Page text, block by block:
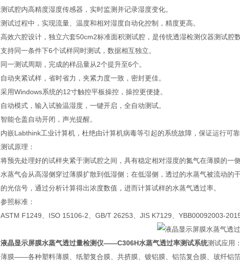
测试腔内高精度湿度传感器，实时监测并记录湿度变化。
测试过程中，实现流量、温度和相对湿度自动化控制，精度更高。
高效六腔设计，独立六套50cm2标准面积测试腔，是传统透湿检测仪器测试腔数
支持同一条件下6个试样同时测试，数据相互独立。
同一测试周期，完成的样品量从2个提升至6个。
自动夹紧试样，省时省力，夹紧力度一致，密封更佳。
采用Windows系统的12寸触控平板操控，操控更便捷。
自动模式，输入试验温湿度，一键开启，全自动测试。
智能仓盖自动开闭，声光提醒。
内嵌Labthink工业计算机，杜绝由计算机病毒等引起的系统故障，保证运行可靠
测试原理：
将预先处理好的试样夹紧于测试腔之间，具有稳定相对湿度的氮气在薄膜的一
水蒸气会从高湿侧穿过薄膜扩散到低湿侧；在低湿侧，透过的水蒸气被流动的
的光信号，通过分析计算得出浓度数值，进而计算试样的水蒸气透过率。
参照标准：
ASTM F1249、ISO 15106-2、GB/T 26253、JIS K7129、YBB00092003-
液晶显示屏膜水蒸气透过量检测仪——C306H水蒸气透过率测试系统测试应用：
薄膜——各种塑料薄膜、纸塑复合膜、共挤膜、镀铝膜、铝箔复合膜、玻纤铝